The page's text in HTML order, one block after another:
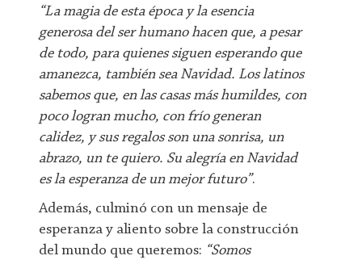
“La magia de esta época y la esencia
generosa del ser humano hacen que, a pesar
de todo, para quienes siguen esperando que
amanezca, también sea Navidad. Los latinos
sabemos que, en las casas más humildes, con
poco logran mucho, con frío generan
calidez, y sus regalos son una sonrisa, un
abrazo, un te quiero. Su alegría en Navidad
es la esperanza de un mejor futuro”.
Además, culminó con un mensaje de
esperanza y aliento sobre la construcción
del mundo que queremos: “Somos